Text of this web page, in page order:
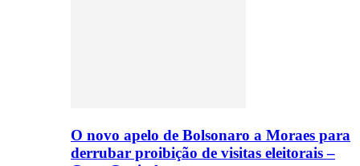
O novo apelo de Bolsonaro a Moraes para
derrubar proibição de visitas eleitorais –